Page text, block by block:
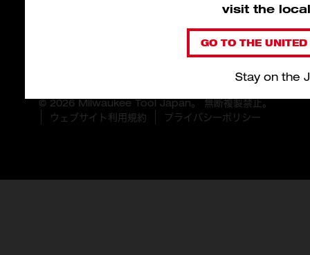
visit the
GO TO THE
Stay on the
© 2026 Milwaukee Tool Japan。 無断複製禁止。
ウェブサイト利用規約
プライバシーポリシー